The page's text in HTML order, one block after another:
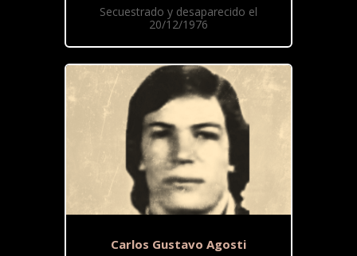
Secuestrado y desaparecido el
20/12/1976
Carlos Gustavo Agosti